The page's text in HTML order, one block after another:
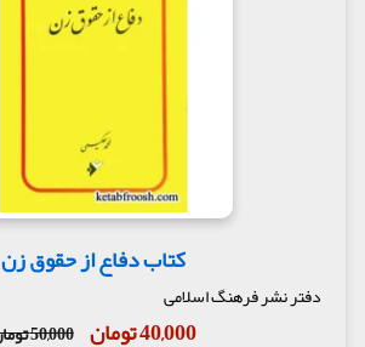
کتاب دفاع از حقوق زن
دفتر نشر فرهنگ اسلامی
40,000 تومان 50,000 تومان